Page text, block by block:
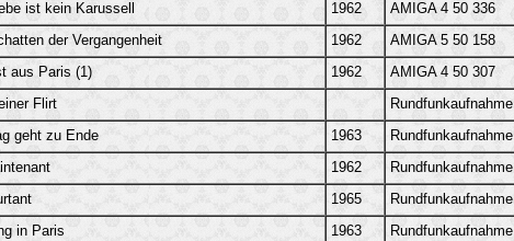
ist kein Karussell 1962 AMIGA 4 50 336
der Vergangenheit 1962 AMIGA 5 50 158
aus Paris (1) 1962 AMIGA 4 50 307
Flirt Rundfunkaufnahme
geht zu Ende 1963 Rundfunkaufnahme
1962 Rundfunkaufnahme
1965 Rundfunkaufnahme
in Paris 1963 Rundfunkaufnahme